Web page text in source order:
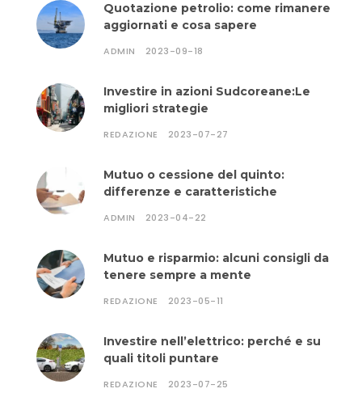
Quotazione petrolio: come rimanere
aggiornati e cosa sapere
ADMIN 2023-09-18
Investire in azioni Sudcoreane:Le
migliori strategie
REDAZIONE 2023-07-27
Mutuo o cessione del quinto:
differenze e caratteristiche
ADMIN 2023-04-22
Mutuo e risparmio: alcuni consigli da
tenere sempre a mente
REDAZIONE 2023-05-11
Investire nell’elettrico: perché e su
quali titoli puntare
REDAZIONE 2023-07-25